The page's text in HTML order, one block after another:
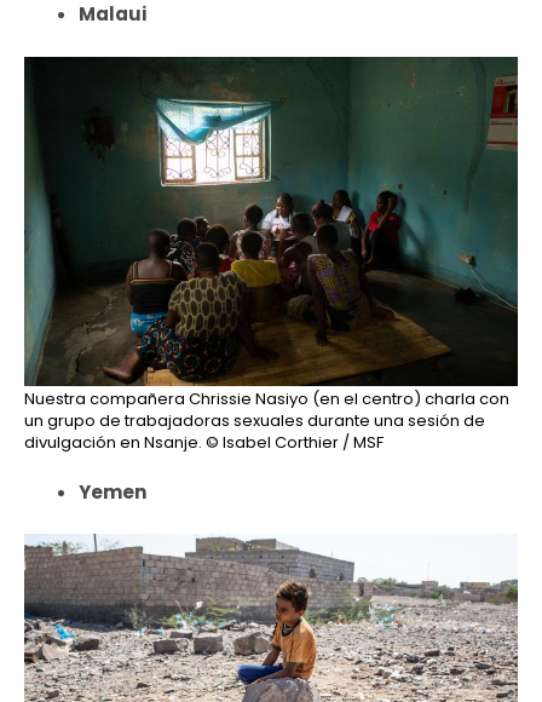
Malaui
Nuestra compañera Chrissie Nasiyo (en el centro) charla con
un grupo de trabajadoras sexuales durante una sesión de
divulgación en Nsanje. © Isabel Corthier / MSF
Yemen